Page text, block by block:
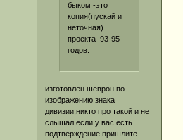
быком -это
копия(пускай и
неточная)
проекта 93-95
годов.
изготовлен шеврон по
изображению знака
дивизии,никто про такой и не
слышал,если у вас есть
подтверждение,пришлите.